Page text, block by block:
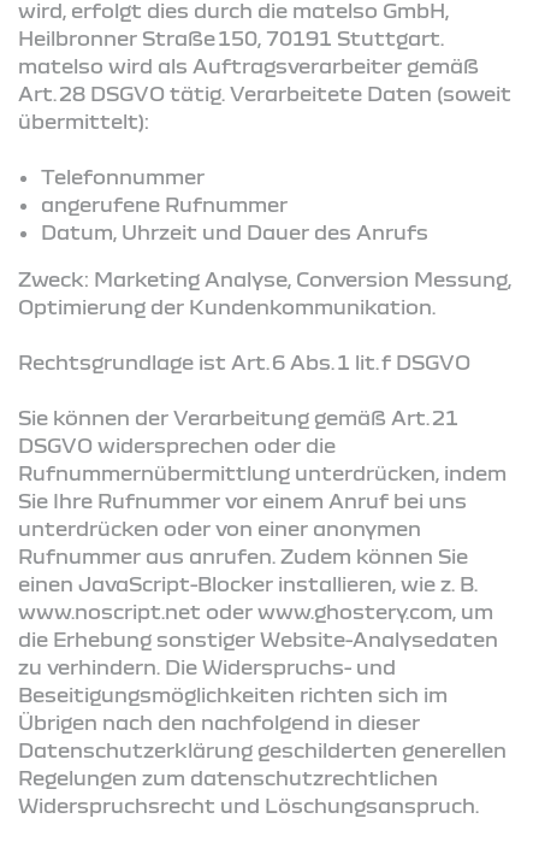
wird, erfolgt dies durch die matelso GmbH,
Heilbronner Straße 150, 70191 Stuttgart.
matelso wird als Auftragsverarbeiter gemäß
Art. 28 DSGVO tätig. Verarbeitete Daten (soweit
übermittelt):
Telefonnummer
angerufene Rufnummer
Datum, Uhrzeit und Dauer des Anrufs
Zweck: Marketing Analyse, Conversion Messung,
Optimierung der Kundenkommunikation.
Rechtsgrundlage ist Art. 6 Abs. 1 lit. f DSGVO
Sie können der Verarbeitung gemäß Art. 21
DSGVO widersprechen oder die
Rufnummernübermittlung unterdrücken, indem
Sie Ihre Rufnummer vor einem Anruf bei uns
unterdrücken oder von einer anonymen
Rufnummer aus anrufen. Zudem können Sie
einen JavaScript-Blocker installieren, wie z. B.
www.noscript.net oder www.ghostery.com, um
die Erhebung sonstiger Website-Analysedaten
zu verhindern. Die Widerspruchs- und
Beseitigungsmöglichkeiten richten sich im
Übrigen nach den nachfolgend in dieser
Datenschutzerklärung geschilderten generellen
Regelungen zum datenschutzrechtlichen
Widerspruchsrecht und Löschungsanspruch.